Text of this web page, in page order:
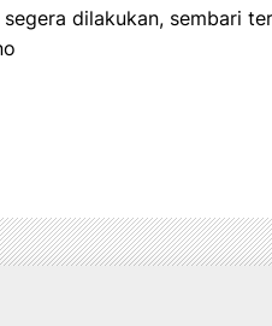
dilakukan, sembari